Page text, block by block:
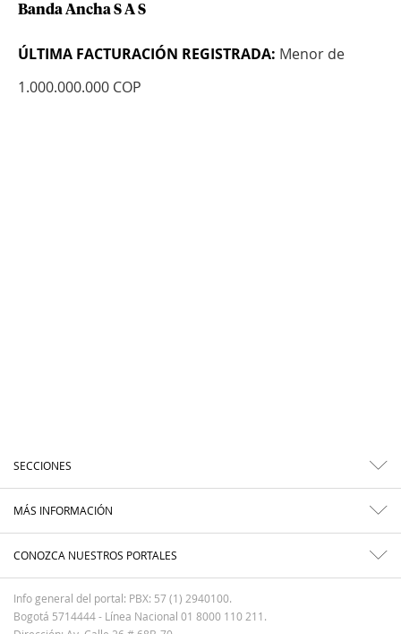
Banda Ancha S A S
ÚLTIMA FACTURACIÓN REGISTRADA: Menor de
1.000.000.000 COP
SECCIONES
MÁS INFORMACIÓN
CONOZCA NUESTROS PORTALES
Info general del portal: PBX: 57 (1) 2940100.
Bogotá 5714444 - Línea Nacional 01 8000 110 211.